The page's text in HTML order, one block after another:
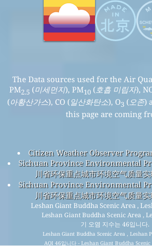
The Data sources used for the Air
PM2.5 (미세먼지), PM10 (호흡 미립자),
(아황산가스), CO (일산화탄소), O3 (오존)
this page are coming
Citizen Weather Observer
Sichuan Province Environmental
川省环保重点城市环境空气质量
Sichuan Province Environmental
川省环保重点城市环境空气质量
Leshan Giant Buddha Scenic Area ,
Leshan Giant Buddha Scenic Area ,
기 오염 지수는 46입니다.
Leshan Giant Buddha Scenic Area , Leshan
AQI 46입니다 - Leshan Giant Buddha